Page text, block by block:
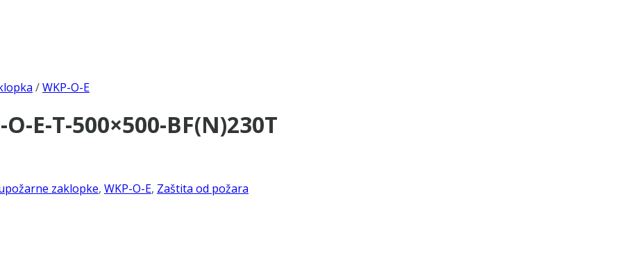
/WKP-O-E
E-T-500×500-BF(N)230T
zaklopke, WKP-O-E, Zaštita od požara